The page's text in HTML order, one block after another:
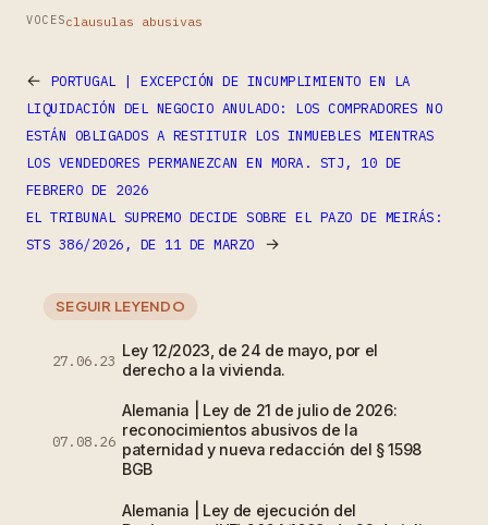
VOCESclausulas abusivas
←
PORTUGAL | EXCEPCIÓN DE INCUMPLIMIENTO EN LA
LIQUIDACIÓN DEL NEGOCIO ANULADO: LOS COMPRADORES NO
ESTÁN OBLIGADOS A RESTITUIR LOS INMUEBLES MIENTRAS
LOS VENDEDORES PERMANEZCAN EN MORA. STJ, 10 DE
FEBRERO DE 2026
EL TRIBUNAL SUPREMO DECIDE SOBRE EL PAZO DE MEIRÁS:
STS 386/2026, DE 11 DE MARZO
→
SEGUIR LEYENDO
27.06.23
Ley 12/2023, de 24 de mayo, por el
derecho a la vivienda.
07.08.26
Alemania | Ley de 21 de julio de 2026:
reconocimientos abusivos de la
paternidad y nueva redacción del § 1598
BGB
Alemania | Ley de ejecución del